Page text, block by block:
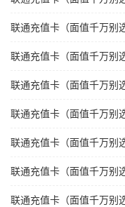
联通充值卡（面值千万别
联通充值卡（面值千万别
联通充值卡（面值千万别
联通充值卡（面值千万别
联通充值卡（面值千万别
联通充值卡（面值千万别
联通充值卡（面值千万别